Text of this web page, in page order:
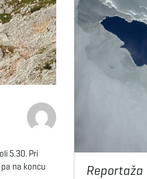
5.30. Pri
na koncu